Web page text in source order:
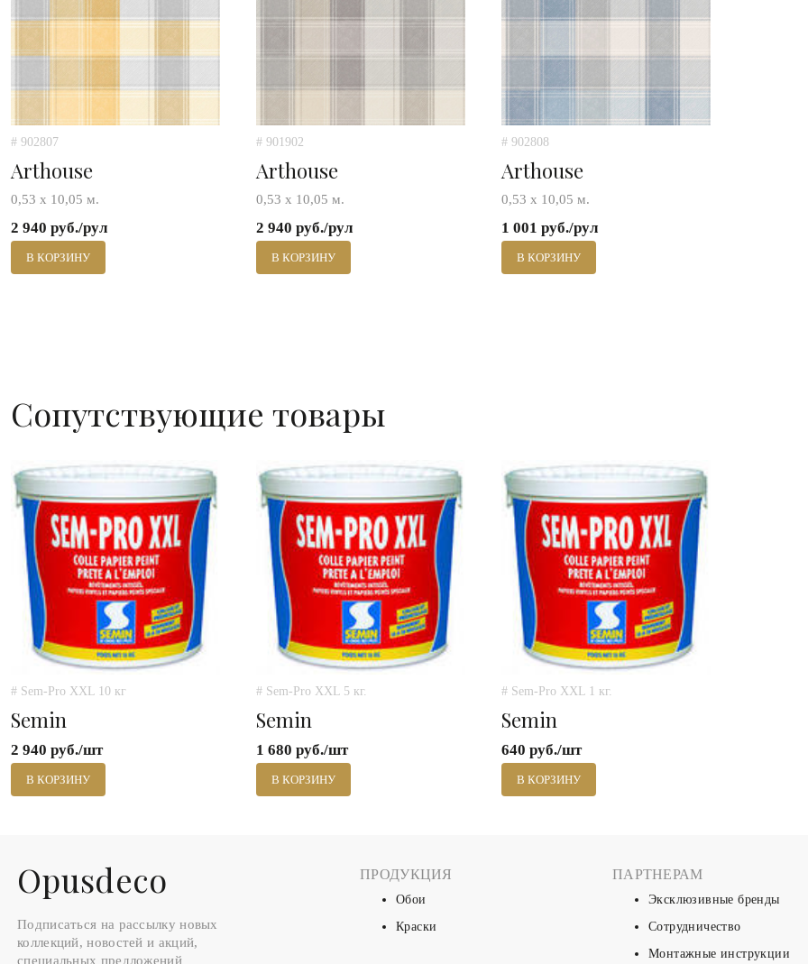
# 902807
Arthouse
0,53 х 10,05 м.
2 940 руб./рул
В КОРЗИНУ
# 901902
Arthouse
0,53 х 10,05 м.
2 940 руб./рул
В КОРЗИНУ
# 902808
Arthouse
0,53 х 10,05 м.
1 001 руб./рул
В КОРЗИНУ
Сопутствующие товары
# Sem-Pro XXL 10 кг
Semin
2 940 руб./шт
В КОРЗИНУ
# Sem-Pro XXL 5 кг.
Semin
1 680 руб./шт
В КОРЗИНУ
# Sem-Pro XXL 1 кг.
Semin
640 руб./шт
В КОРЗИНУ
Оpusdeco
Подписаться на рассылку новых
коллекций, новостей и акций,
специальных предложений
ПРОДУКЦИЯ
Обои
Краски
ПАРТНЕРАМ
Эксклюзивные бренды
Сотрудничество
Монтажные инструкции